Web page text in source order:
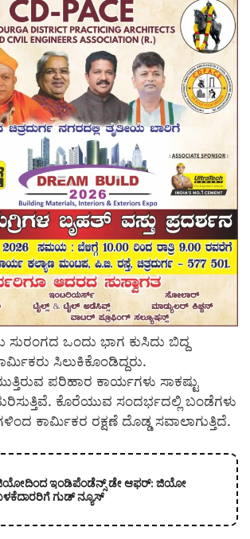
ಒಂದು ಭಾಗ ಕುಸಿದು ಬಿದ್ದ
ಸಿಲುಕಿಕೊಂಡಿದ್ದರು.
ಪರಿಹಾರ ಕಾರ್ಯಗಳು ಸಾಕಷ್ಟು
ಕೊರೆಯುವ ಸಂದರ್ಭದಲ್ಲಿ ಬಂಡೆಗಳು
ಕಾರ್ಮಿಕರ ರಕ್ಷಣೆ ದೊಡ್ಡ ಸವಾಲಾಗುತ್ತಿದೆ.
ಇಂಡಿಪೆಂಡೆನ್ಸ್ ಡೇ ಆಫರ್: ಜಿಯೋ
ಗುಡ್ ನ್ಯೂಸ್